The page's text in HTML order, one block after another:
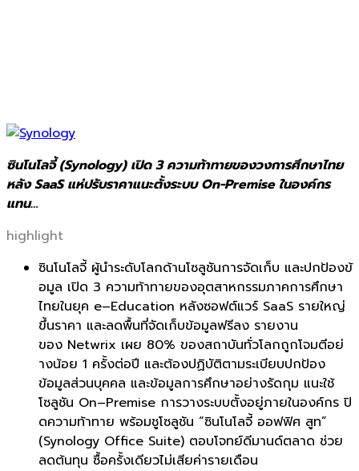
ซินโนโลจี้ (Synology) เปิด 3 ความท้าทายของวงการศึกษาไทย
หลัง SaaS แห่ปรับราคาแนะตั้งระบบ On-Premise ในองค์กร
แทน…
highlight
ซินโนโลจี้ ผู้นำระดับโลกด้านโซลูชันการจัดเก็บ และปกป้องข้
อมูล เปิด 3 ความท้าทายของอุตสาหกรรมภาคการศึกษา
ไทยในยุค e–Education หลังซอฟต์แวร์ SaaS รายใหญ่
ขึ้นราคา และลดพื้นที่จัดเก็บข้อมูลฟรีลง รายงาน
ของ Netwrix เผย 80% ของสถาบันทั่วโลกถูกโจมตีอย่
างน้อย 1 ครั้งต่อปี และต้องปฏิบัติตามระเบียบปกป้อง
ข้อมูลส่วนบุคคล และข้อมูลการศึกษาอย่างรัดกุม แนะใช้
โซลูชัน On–Premise การวางระบบตั้งอยู่ภายในองค์กร ปิ
ดความท้าทาย พร้อมชูโซลูชัน “ซินโนโลจี้ ออฟฟิศ สูท”
(Synology Office Suite) ตอบโจทย์ดีมานด์ตลาด ช่วย
ลดต้นทุน ซื้อครั้งเดียวไม่เสียค่ารายเดือน